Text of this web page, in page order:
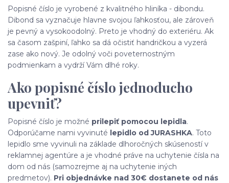
Popisné číslo je vyrobené z kvalitného hliníka - dibondu.
Dibond sa vyznačuje hlavne svojou ľahkosťou, ale zároveň
je pevný a vysokoodolný. Preto je vhodný do exteriéru. Ak
sa časom zašpiní, ľahko sa dá očistiť handričkou a vyzerá
zase ako nový. Je odolný voči poveternostným
podmienkam a vydrží Vám dlhé roky.
Ako popisné číslo jednoducho
upevniť?
Popisné číslo je možné prilepiť pomocou lepidla.
Odporúčame nami vyvinuté lepidlo od JURASHKA. Toto
lepidlo sme vyvinuli na základe dlhoročných skúseností v
reklamnej agentúre a je vhodné práve na uchytenie čísla na
dom od nás (samozrejme aj na uchytenie iných
predmetov). Pri objednávke nad 30€ dostanete od nás